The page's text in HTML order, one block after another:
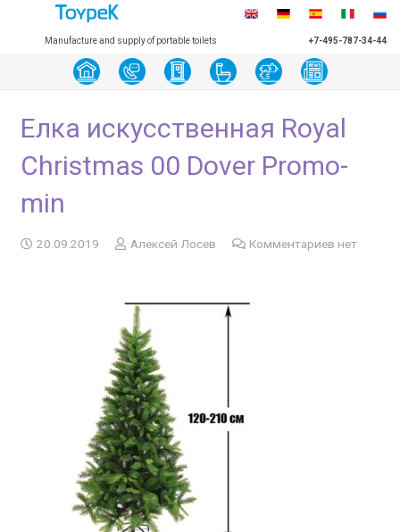
Manufacture and supply of portable toilets +7-495-787-34-44
Елка искусственная Royal
Christmas 00 Dover Promo-
min
20.09.2019 Алексей Лосев Комментариев нет